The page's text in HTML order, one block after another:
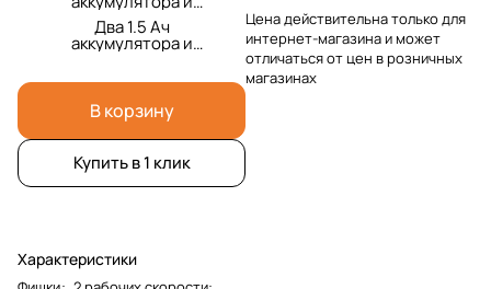
зарядка и кейс
Два 1.5 Ач
аккумулятора и
зарядка и кейс
В корзину
Купить в 1 клик
Характеристики
Цена действительна только для
интернет-магазина и может
отличаться от цен в розничных
магазинах